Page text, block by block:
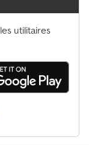
utilitaires